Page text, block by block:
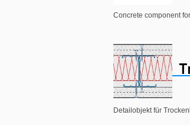
Concrete component
Detailobjekt für